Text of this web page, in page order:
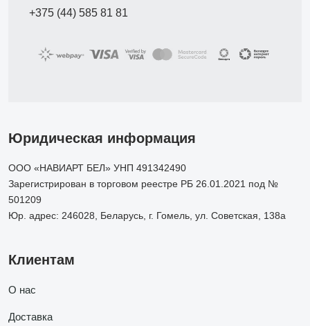
+375 (44) 585 81 81
Юридическая информация
ООО «НАВИАРТ БЕЛ» УНП 491342490
Зарегистрирован в торговом реестре РБ 26.01.2021 под №
501209
Юр. адрес: 246028, Беларусь, г. Гомель, ул. Советская, 138а
Клиентам
О нас
Доставка